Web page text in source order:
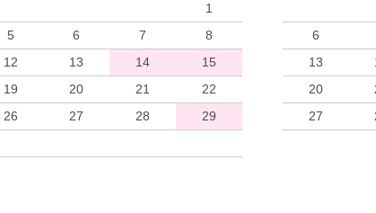
1
5 6 7
8
12 13 14
15
19 20 21
22
26 27 28
29
6
13
20
27